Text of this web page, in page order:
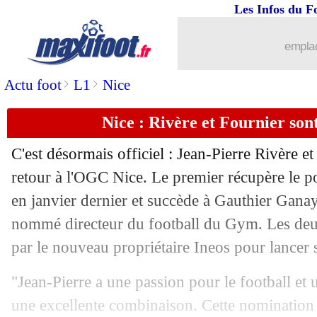
Actu foot> L1 > Nice
Les Infos du
Nice : Rivère et Fournier
C'est désormais officiel : Jean-Pierre Rivère
retour à l'OGC Nice. Le premier récupère le
en janvier dernier et succède à Gauthier
nommé directeur du football du Gym. Les
par le nouveau propriétaire Ineos pour lancer
"Jean-Pierre a une passion pour le football et
une excellente combinaison. Cette
: Dembélé agace Deschamps
29/08 EdF: Laporte, un retour "logique"
29/08 Lyon: les détails du nouveau contrat
29/08 EdF: la liste avec Ikoné et Laporte !
29/08 Atletico : une entorse du genou pour
29/08 Lille: le président Lopez clôt le
Nice : c'est fait pour Dolberg (officiel)